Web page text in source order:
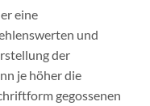
eine
und
der
je höher die
gegossenen